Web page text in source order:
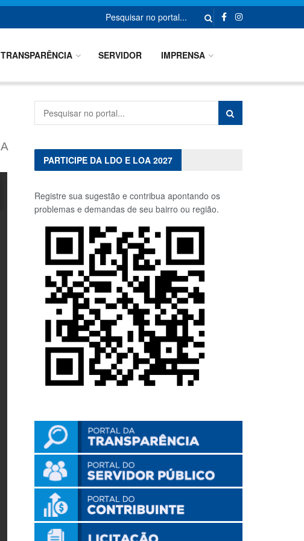
TRANSPARÊNCIA SERVIDOR IMPRENSA
A
PARTICIPE DA LDO E LOA 2027
Registre sua sugestão e contribua apontando os
problemas e demandas de seu bairro ou região.